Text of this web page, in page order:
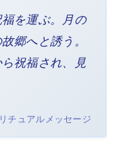
を運ぶ。月の
郷へと誘う。
祝福され、見
チュアルメッセージ